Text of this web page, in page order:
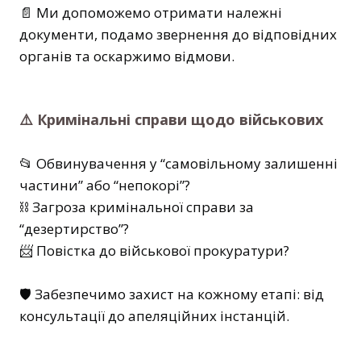
📄 Ми допоможемо отримати належні
документи, подамо звернення до відповідних
органів та оскаржимо відмови.
⚠️ Кримінальні справи щодо військових
📂 Обвинувачення у “самовільному залишенні
частини” або “непокорі”?
⛓ Загроза кримінальної справи за
“дезертирство”?
📨 Повістка до військової прокуратури?
🛡 Забезпечимо захист на кожному етапі: від
консультації до апеляційних інстанцій.